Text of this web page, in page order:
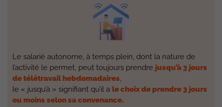
Le salarié autonome, à temps plein, dont la nature de
l’activité le permet, peut toujours prendre jusqu’à 3 jours
de télétravail hebdomadaires,
le « jusqu’à » signifiant qu’il a le choix de prendre 3 jours
ou moins selon sa convenance.